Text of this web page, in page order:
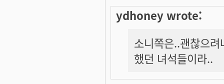
ydhoney wrote:
소니쪽은..괜찮으
했던 녀석들이라..